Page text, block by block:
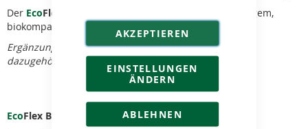
AKZEPTIEREN
EINSTELLUNGEN
ÄNDERN
ABLEHNEN
Der EcoFlex B20 Distanzträger
besteht aus nachhaltigem,
biokompatiblem Rohstoff.
Ergänzung zum Produkt:EcoFlex TB25 Basisund das
dazugehörige
Eco
EcoFlex B20 Distanzträger: Bauhöhe 20mm